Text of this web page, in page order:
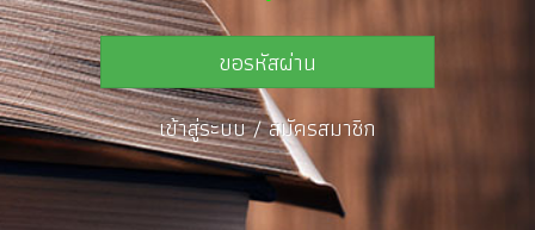
ขอรหัสผ่าน
เข้าสู่ระบบ/สมัครสมาชิก